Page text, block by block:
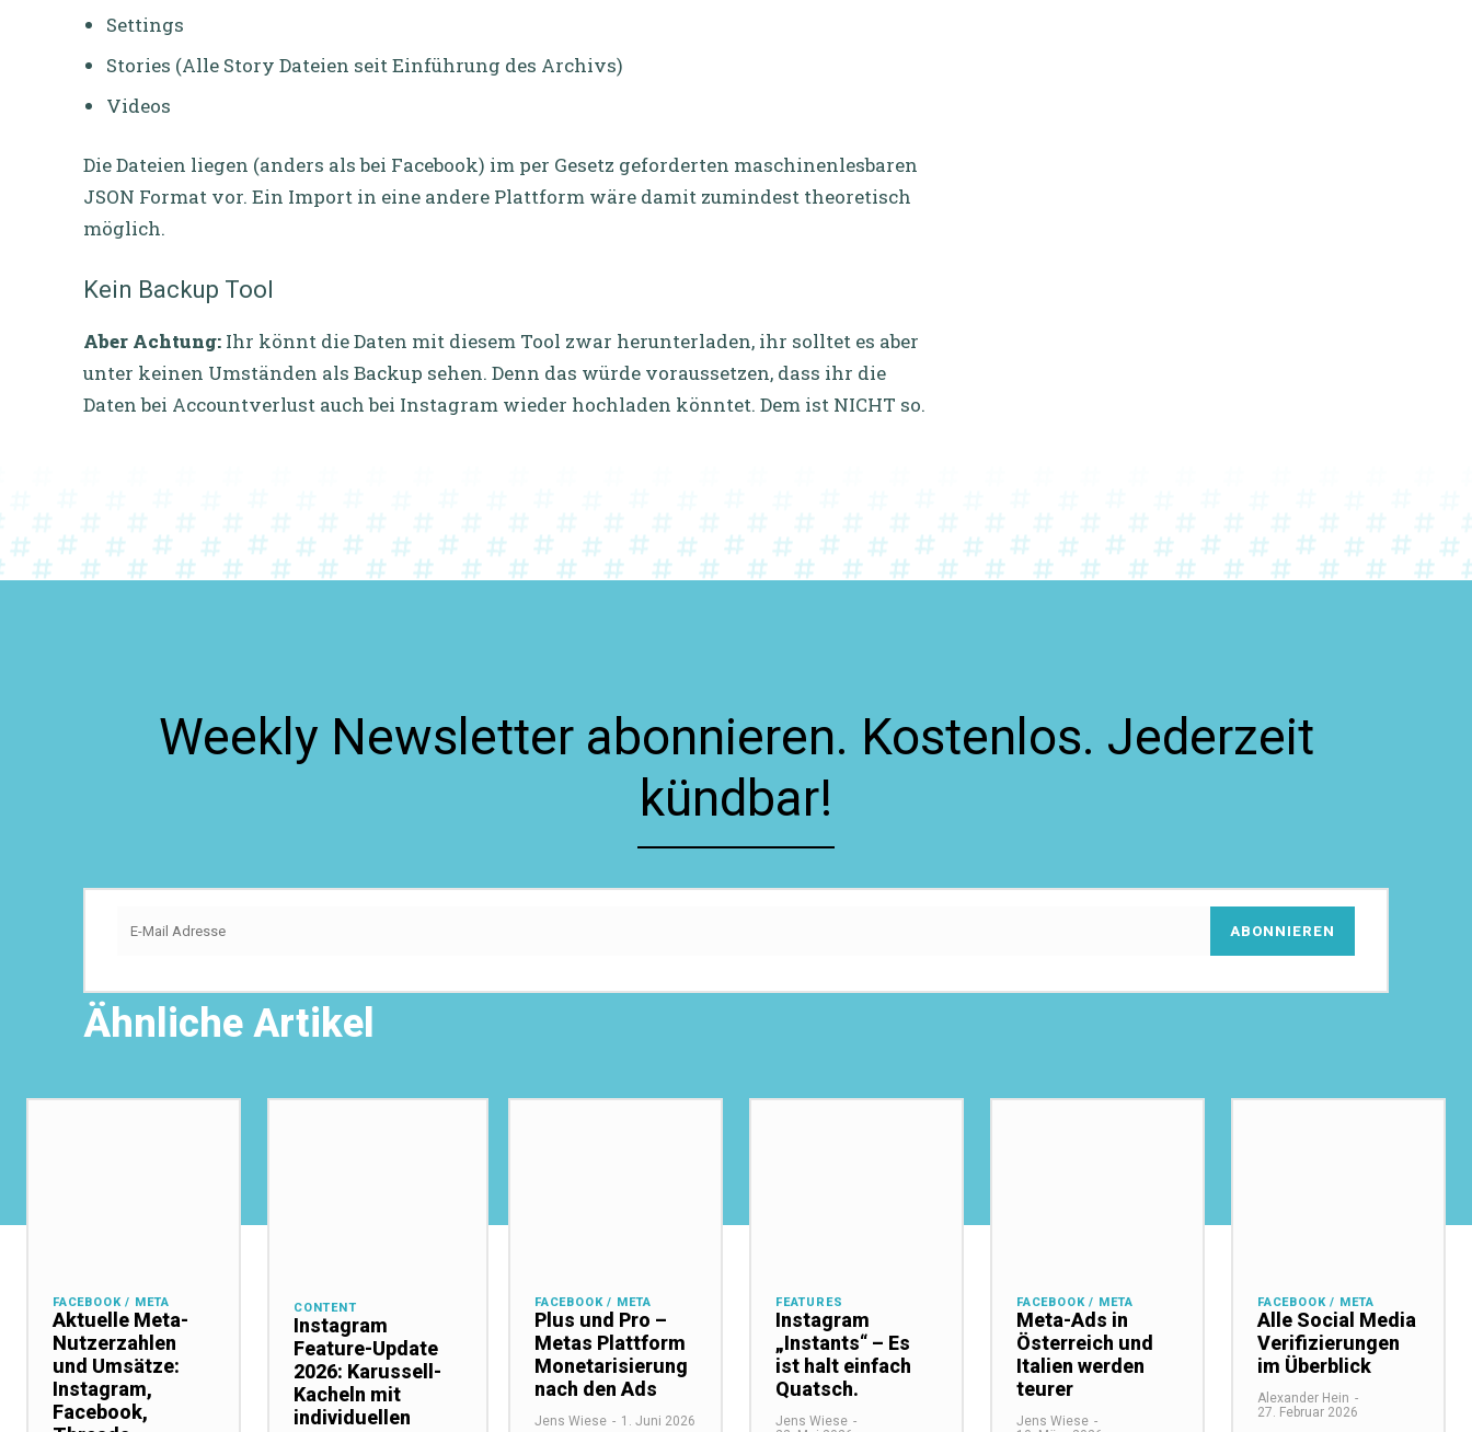
Settings
Stories (Alle Story Dateien seit Einführung des Archivs)
Videos
Die Dateien liegen (anders als bei Facebook) im per Gesetz geforderten maschinenlesbaren
JSON Format vor. Ein Import in eine andere Plattform wäre damit zumindest theoretisch
möglich.
Kein Backup Tool
Aber Achtung: Ihr könnt die Daten mit diesem Tool zwar herunterladen, ihr solltet es aber
unter keinen Umständen als Backup sehen. Denn das würde voraussetzen, dass ihr die
Daten bei Accountverlust auch bei Instagram wieder hochladen könntet. Dem ist NICHT so.
Weekly Newsletter abonnieren. Kostenlos. Jederzeit
kündbar!
ABONNIEREN
Ähnliche Artikel
FACEBOOK / META
Aktuelle Meta-
Nutzerzahlen
und Umsätze:
Instagram,
Facebook,
CONTENT
Instagram
Feature-Update
2026: Karussell-
Kacheln mit
individuellen
FACEBOOK / META
Plus und Pro –
Metas Plattform
Monetarisierung
nach den Ads
Jens Wiese - 1. Juni 2026
FEATURES
Instagram
„Instants“ – Es
ist halt einfach
Quatsch.
Jens Wiese -
FACEBOOK / META
Meta-Ads in
Österreich und
Italien werden
teurer
Jens Wiese -
FACEBOOK / META
Alle Social Media
Verifizierungen
im Überblick
Alexander Hein -
27. Februar 2026